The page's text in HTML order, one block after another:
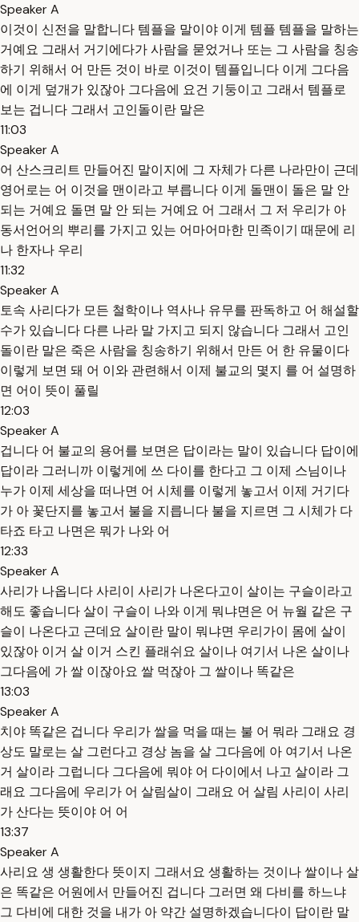
Speaker A
이것이 신전을 말합니다 템플을 말이야 이게 템플 템플을 말하는
거예요 그래서 거기에다가 사람을 묻었거나 또는 그 사람을 칭송
하기 위해서 어 만든 것이 바로 이것이 템플입니다 이게 그다음
에 이게 덮개가 있잖아 그다음에 요건 기둥이고 그래서 템플로
보는 겁니다 그래서 고인돌이란 말은
11:03
Speaker A
어 산스크리트 만들어진 말이지에 그 자체가 다른 나라만이 근데
영어로는 어 이것을 맨이라고 부릅니다 이게 돌맨이 돌은 말 안
되는 거예요 돌면 말 안 되는 거예요 어 그래서 그 저 우리가 아
동서언어의 뿌리를 가지고 있는 어마어마한 민족이기 때문에 리
나 한자나 우리
11:32
Speaker A
토속 사리다가 모든 철학이나 역사나 유무를 판독하고 어 해설할
수가 있습니다 다른 나라 말 가지고 되지 않습니다 그래서 고인
돌이란 말은 죽은 사람을 칭송하기 위해서 만든 어 한 유물이다
이렇게 보면 돼 어 이와 관련해서 이제 불교의 몇지 를 어 설명하
면 어이 뜻이 풀릴
12:03
Speaker A
겁니다 어 불교의 용어를 보면은 답이라는 말이 있습니다 답이에
답이라 그러니까 이렇게에 쓰 다이를 한다고 그 이제 스님이나
누가 이제 세상을 떠나면 어 시체를 이렇게 놓고서 이제 거기다
가 아 꽃단지를 놓고서 불을 지릅니다 불을 지르면 그 시체가 다
타죠 타고 나면은 뭐가 나와 어
12:33
Speaker A
사리가 나옵니다 사리이 사리가 나온다고이 살이는 구슬이라고
해도 좋습니다 살이 구슬이 나와 이게 뭐냐면은 어 뉴월 같은 구
슬이 나온다고 근데요 살이란 말이 뭐냐면 우리가이 몸에 살이
있잖아 이거 살 이거 스킨 플래쉬요 살이나 여기서 나온 살이나
그다음에 가 쌀 이잖아요 쌀 먹잖아 그 쌀이나 똑같은
13:03
Speaker A
치야 똑같은 겁니다 우리가 쌀을 먹을 때는 불 어 뭐라 그래요 경
상도 말로는 살 그런다고 경상 놈을 살 그다음에 아 여기서 나온
거 살이라 그럽니다 그다음에 뭐야 어 다이에서 나고 살이라 그
래요 그다음에 우리가 어 살림살이 그래요 어 살림 사리이 사리
가 산다는 뜻이야 어 어
13:37
Speaker A
사리요 생 생활한다 뜻이지 그래서요 생활하는 것이나 쌀이나 살
은 똑같은 어원에서 만들어진 겁니다 그러면 왜 다비를 하느냐
그 다비에 대한 것을 내가 아 약간 설명하겠습니다이 답이란 말